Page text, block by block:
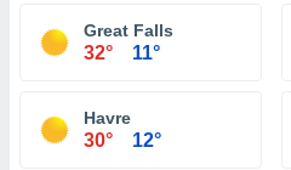
Great Falls
32° 11°
Havre
30° 12°